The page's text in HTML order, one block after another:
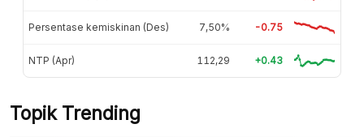
Persentase kemiskinan (Des) 7,50% -0.75
NTP (Apr) 112,29 +0.43
Topik Trending